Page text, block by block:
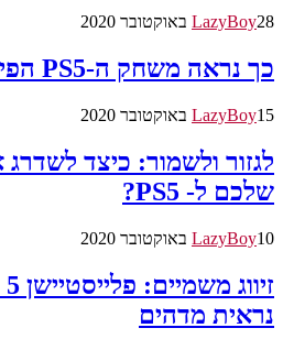
LazyBoy28 באוקטובר 2020
כך נראה משחק ה-PS5 הפיזי הראשון בעולם
LazyBoy15 באוקטובר 2020
שלכם ל- PS5?
LazyBoy10 באוקטובר 2020
נראית מדהים